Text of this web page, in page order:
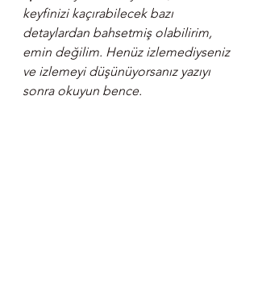
keyfinizi kaçırabilecek bazı
detaylardan bahsetmiş olabilirim,
emin değilim. Henüz izlemediyseniz
ve izlemeyi düşünüyorsanız yazıyı
sonra okuyun bence.